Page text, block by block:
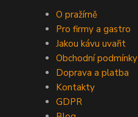
O pražírně
Pro firmy a gastro
Jakou kávu uvařit
Obchodní podmínky
Doprava a platba
Kontakty
GDPR